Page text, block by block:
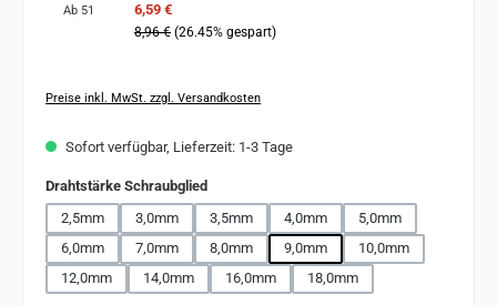
Ab 51 6,59 €
8,96 € (26.45% gespart)
Preise inkl. MwSt. zzgl. Versandkosten
Sofort verfügbar, Lieferzeit: 1-3 Tage
Drahtstärke Schraubgliedauswählen
2,5mm
3,0mm 3,5mm 4,0mm
5,0mm
6,0mm
7,0mm 8,0mm 9,0mm
10,0mm
12,0mm
14,0mm 16,0mm 18,0mm